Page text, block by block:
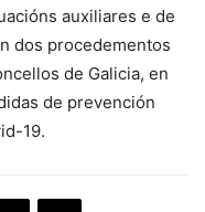
auxiliares e de
dos procedementos
de Galicia, en
de prevención
19.